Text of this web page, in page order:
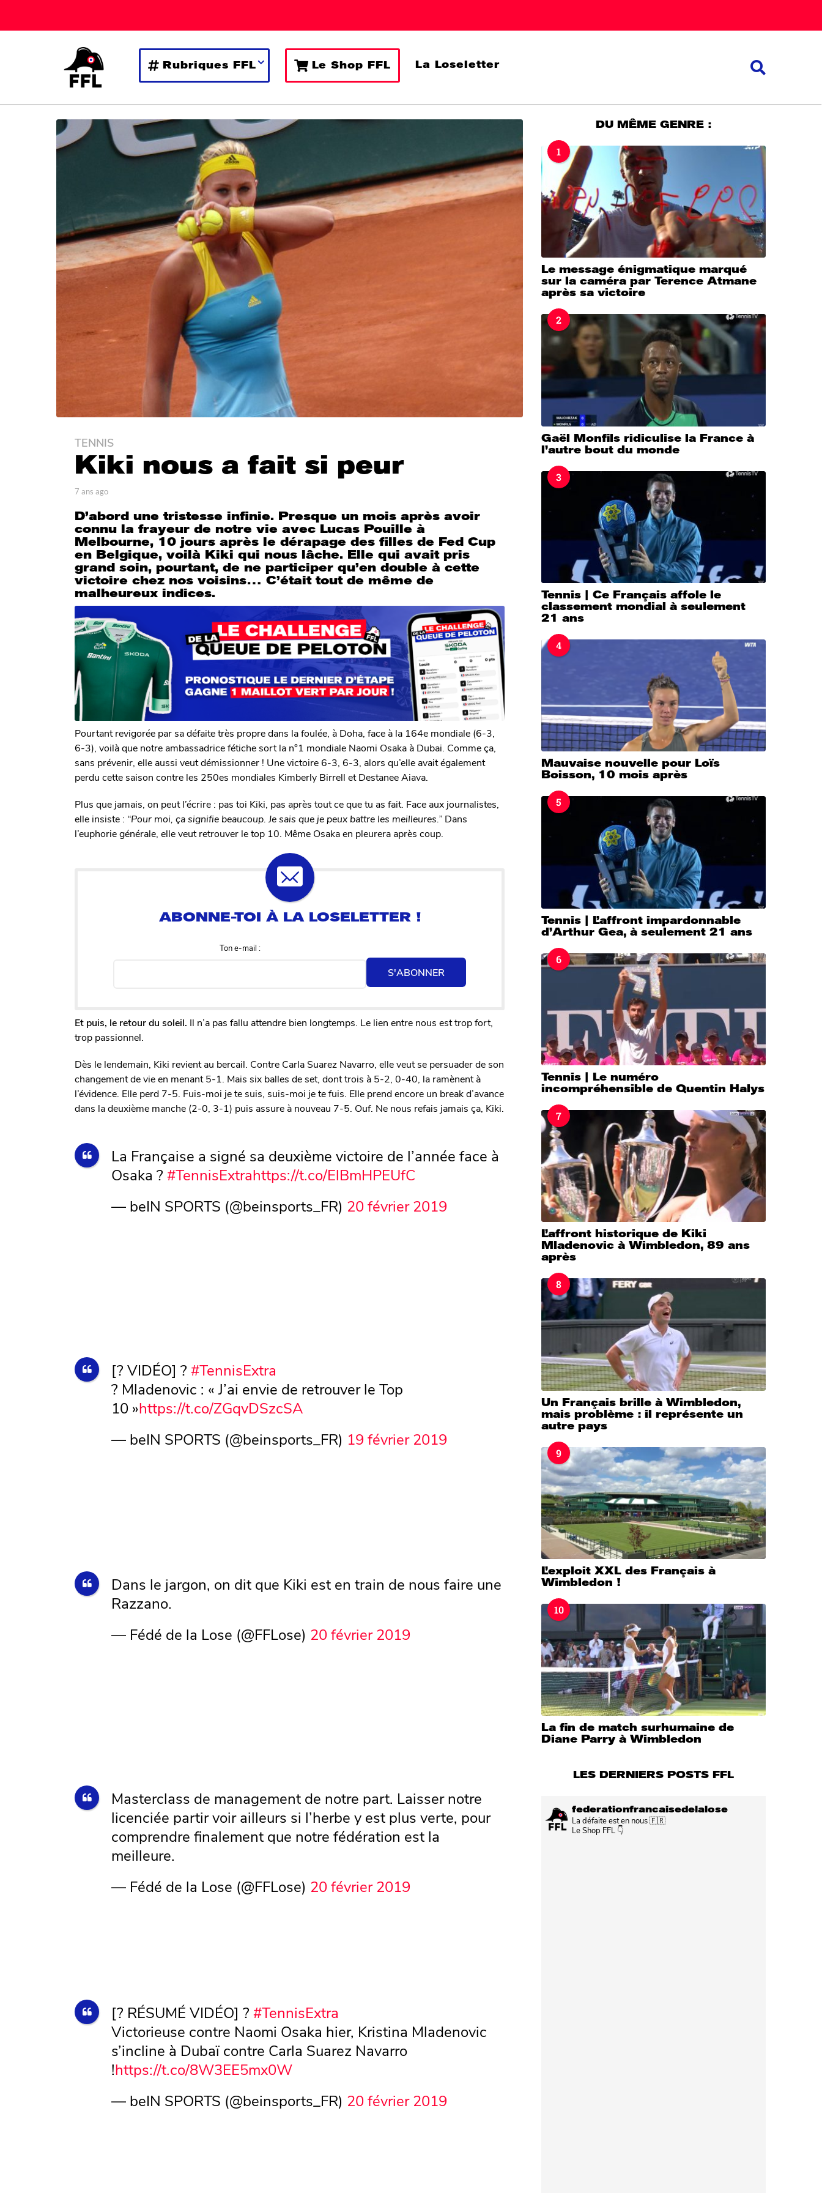
Rubriques FFL Le Shop FFL La Loseletter
7
a
n
s
g
o
6
a
n
s
a
g
o
TENNIS
Kiki nous a fait si peur
p
r
T
h
o
m
7 ans ago
n
s
a
o
D’abord une tristesse infinie. Presque un mois après avoir
connu la frayeur de notre vie avec Lucas Pouille à
Melbourne, 10 jours après le dérapage des filles de Fed Cup
en Belgique, voilà Kiki qui nous lâche. Elle qui avait pris
grand soin, pourtant, de ne participer qu’en double à cette
victoire chez nos voisins… C’était tout de même de
malheureux indices.
Pourtant revigorée par sa défaite très propre dans la foulée, à Doha, face à la 164e mondiale (6-3,
6-3), voilà que notre ambassadrice fétiche sort la n°1 mondiale Naomi Osaka à Dubai. Comme ça,
sans prévenir, elle aussi veut démissionner ! Une victoire 6-3, 6-3, alors qu’elle avait également
perdu cette saison contre les 250es mondiales Kimberly Birrell et Destanee Aiava.
Plus que jamais, on peut l’écrire : pas toi Kiki, pas après tout ce que tu as fait. Face aux journalistes,
elle insiste : “Pour moi, ça signifie beaucoup. Je sais que je peux battre les meilleures.” Dans
l’euphorie générale, elle veut retrouver le top 10. Même Osaka en pleurera après coup.
Ton e-mail :
S'ABONNER
Et puis, le retour du soleil. Il n’a pas fallu attendre bien longtemps. Le lien entre nous est trop fort,
trop passionnel.
Dès le lendemain, Kiki revient au bercail. Contre Carla Suarez Navarro, elle veut se persuader de son
changement de vie en menant 5-1. Mais six balles de set, dont trois à 5-2, 0-40, la ramènent à
l’évidence. Elle perd 7-5. Fuis-moi je te suis, suis-moi je te fuis. Elle prend encore un break d’avance
dans la deuxième manche (2-0, 3-1) puis assure à nouveau 7-5. Ouf. Ne nous refais jamais ça, Kiki.
La Française a signé sa deuxième victoire de l’année face à
Osaka ? #TennisExtrahttps://t.co/ElBmHPEUfC
— beIN SPORTS (@beinsports_FR) 20 février 2019
[? VIDÉO] ? #TennisExtra
? Mladenovic : « J’ai envie de retrouver le Top
10 »https://t.co/ZGqvDSzcSA
— beIN SPORTS (@beinsports_FR) 19 février 2019
Dans le jargon, on dit que Kiki est en train de nous faire une
Razzano.
— Fédé de la Lose (@FFLose) 20 février 2019
Masterclass de management de notre part. Laisser notre
licenciée partir voir ailleurs si l’herbe y est plus verte, pour
comprendre finalement que notre fédération est la
meilleure.
— Fédé de la Lose (@FFLose) 20 février 2019
[? RÉSUMÉ VIDÉO] ? #TennisExtra
Victorieuse contre Naomi Osaka hier, Kristina Mladenovic
s’incline à Dubaï contre Carla Suarez Navarro
!https://t.co/8W3EE5mx0W
— beIN SPORTS (@beinsports_FR) 20 février 2019
DU MÊME GENRE :
1
Le message énigmatique marqué
sur la caméra par Terence Atmane
après sa victoire
2
Gaël Monfils ridiculise la France à
l’autre bout du monde
3
Tennis | Ce Français affole le
classement mondial à seulement
21 ans
4
Mauvaise nouvelle pour Loïs
Boisson, 10 mois après
5
Tennis | L’affront impardonnable
d’Arthur Gea, à seulement 21 ans
6
Tennis | Le numéro
incompréhensible de Quentin Halys
7
L’affront historique de Kiki
Mladenovic à Wimbledon, 89 ans
après
8
Un Français brille à Wimbledon,
mais problème : il représente un
autre pays
9
L’exploit XXL des Français à
Wimbledon !
10
La fin de match surhumaine de
Diane Parry à Wimbledon
LES DERNIERS POSTS FFL
federationfrancaisedelalose
La défaite est en nous 🇫🇷
Le Shop FFL 👇